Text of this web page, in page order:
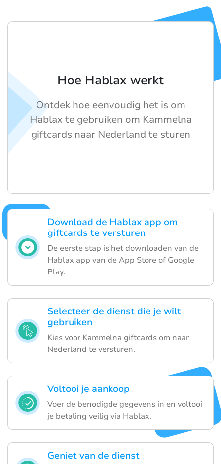
Download de Hablax app om
giftcards te versturen
De eerste stap is het downloaden van de
Hablax app van de App Store of Google
Play.
Selecteer de dienst die je wilt
gebruiken
Kies voor Kammelna giftcards om naar
Nederland te versturen.
Voltooi je aankoop
Voer de benodigde gegevens in en voltooi
je betaling veilig via Hablax.
Geniet van de dienst
Hoe Hablax werkt
Ontdek hoe eenvoudig het is om
Hablax te gebruiken om Kammelna
giftcards naar Nederland te sturen